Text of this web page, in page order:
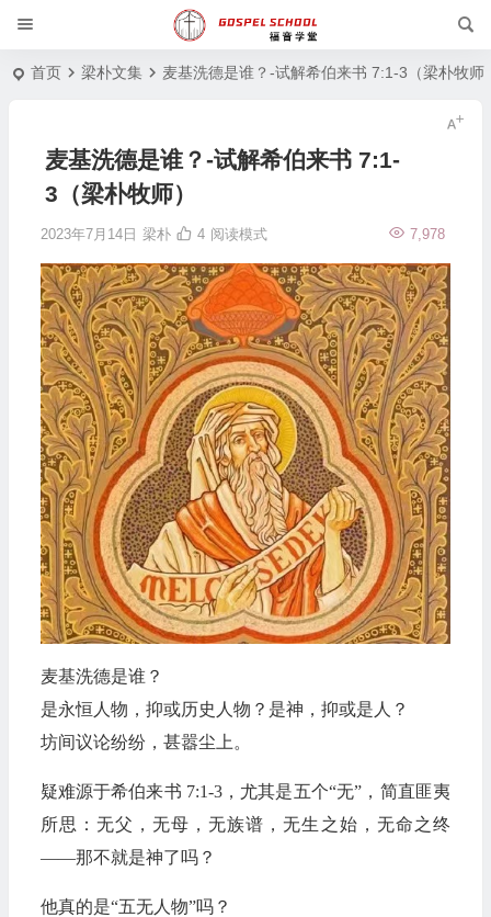
首页 梁朴文集 麦基洗德是谁？-试解希伯来书 7:1-3（梁朴牧师
麦基洗德是谁？-试解希伯来书 7:1-
3（梁朴牧师）
2023年7月14日 梁朴 7,978
4 阅读模式
麦基洗德是谁？
是永恒人物，抑或历史人物？是神，抑或是人？
坊间议论纷纷，甚嚣尘上。
疑难源于希伯来书 7:1-3，尤其是五个“无”，简直匪夷
所思：无父，无母，无族谱，无生之始，无命之终
——那不就是神了吗？
他真的是“五无人物”吗？